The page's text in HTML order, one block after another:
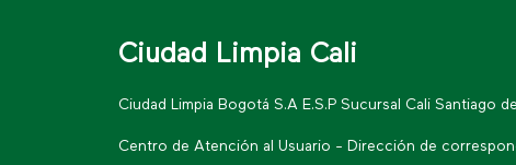
Ciudad Limpia Cali
Ciudad Limpia Bogotá S.A E.S.P Sucursal Cali Santiago
Centro de Atención al Usuario - Dirección de